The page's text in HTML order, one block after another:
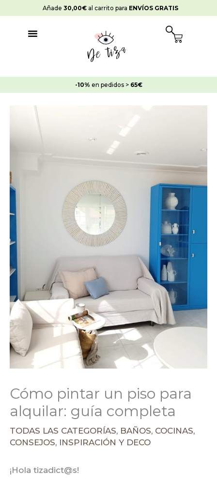
al
Añade 30,00€ al carrito para ENVÍOS GRATIS
Cart
-10% en pedidos > 65€
Cómo pintar un piso para
alquilar: guía completa
TODAS LAS CATEGORÍAS, BAÑOS, COCINAS,
CONSEJOS, INSPIRACIÓN Y DECO
¡Hola tizadict@s!